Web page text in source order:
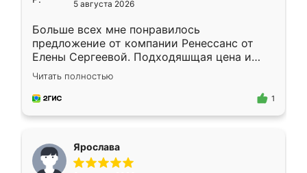
5 августа 2026
Больше всех мне понравилось
предложение от компании Ренессанс от
Елены Сергеевой. Подходяшщая цена и
короткие сроки изготовления. Приехавший
для замера сотрудник Владислав
предложил по моему эскизу самый
Читать полностью
1
Ярослава